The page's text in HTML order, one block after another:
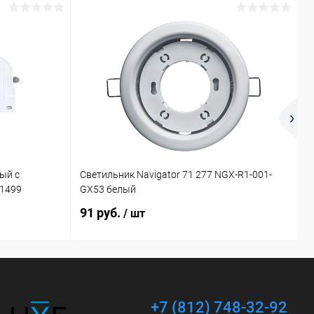
с
Светильник Navigator 71 277 NGX-R1-001-
GX53 белый
91 руб. / шт
+7 (812) 748-32-92